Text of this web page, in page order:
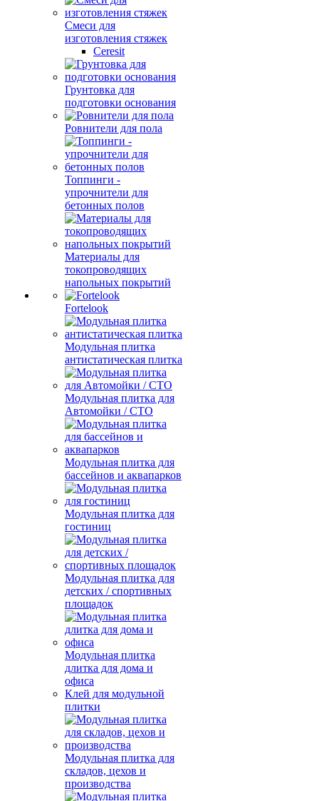
Смеси для
изготовления стяжек
Ceresit
Грунтовка для
подготовки основания
Ровнители для пола
Топпинги -
упрочнители для
бетонных полов
Материалы для
токопроводящих
напольных покрытий
Fortelook
Модульная плитка
антистатическая плитка
Модульная плитка для
Автомойки / СТО
Модульная плитка для
бассейнов и аквапарков
Модульная плитка для
гостиниц
Модульная плитка для
детских / спортивных
площадок
Модульная плитка
длитка для дома и
офиса
Клей для модульной
плитки
Модульная плитка для
складов, цехов и
производства